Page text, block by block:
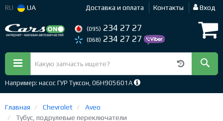
RU UA Доставка и оплата Контакты Вход
(095) 234 27 27
(068) 234 27 27
Например: насос ГУР Туксон, 06H905601A
Главная Chevrolet
Aveo
Тубус, подрулевые переключатели